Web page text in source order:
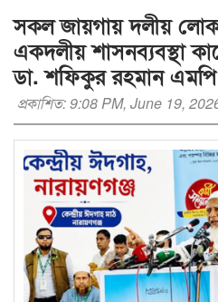
সিসিকের পাঁচ ওয়ার্ডে
সকল জায়গায় দলীয়
একদলীয় শাসনব্যবস্থা
ডা. শফিকুর রহমান এমপি
প্রকাশিত: 9:08 PM, June 19,